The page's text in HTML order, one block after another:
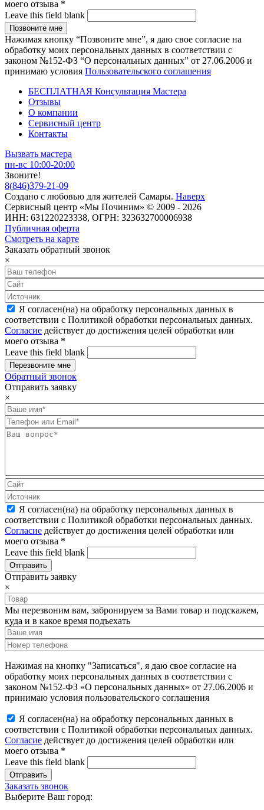
моего отзыва *
Leave this field blank
Нажимая кнопку “Позвоните мне”, я даю свое согласие на
обработку моих персональных данных в соответствии с
законом №152-ФЗ “О персональных данных” от 27.06.2006 и
принимаю условия Пользовательского соглашения
БЕСПЛАТНАЯ Консультация Мастера
Отзывы
О компании
Сервисный центр
Контакты
Вызвать мастера
пн-вс 10:00-20:00
Звоните!
8(846)379-21-09
Создано с любовью для жителей Самары. Наверх
Сервисный центр «Мы Починим» © 2009 - 2026
ИНН: 631220223338, ОГРН: 323632700006938
Публичная оферта
Смотреть на карте
Заказать обратный звонок
×
Я согласен(на) на обработку персональных данных в
соответствии с Политикой обработки персональных данных.
Согласие действует до достижения целей обработки или
моего отзыва *
Leave this field blank
Обратный звонок
Отправить заявку
×
Я согласен(на) на обработку персональных данных в
соответствии с Политикой обработки персональных данных.
Согласие действует до достижения целей обработки или
моего отзыва *
Leave this field blank
Отправить заявку
×
Мы перезвоним вам, забронируем за Вами товар и подскажем,
куда и в какое время подъехать
Нажимая на кнопку "Записаться", я даю свое согласие на
обработку моих персональных данных в соответствии с
законом №152-ФЗ «О персональных данных» от 27.06.2006 и
принимаю условия пользовательского соглашения
Я согласен(на) на обработку персональных данных в
соответствии с Политикой обработки персональных данных.
Согласие действует до достижения целей обработки или
моего отзыва *
Leave this field blank
Заказать звонок
Выберите Ваш город: